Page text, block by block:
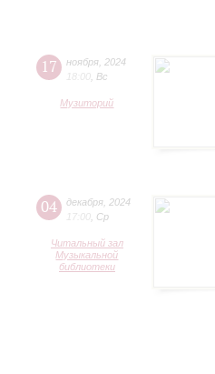
17 ноября 2024
18:00 Вс
Музиторий
04 декабря 2024
17:00 Ср
Читальный зал
Музыкальной
библиотеки